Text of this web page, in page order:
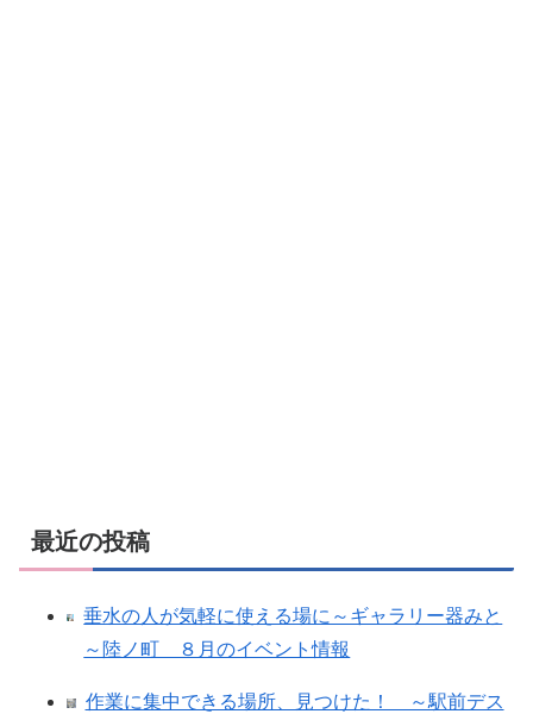
最近の投稿
垂水の人が気軽に使える場に～ギャラリー器みと
～陸ノ町 ８月のイベント情報
作業に集中できる場所、見つけた！ ～駅前デス